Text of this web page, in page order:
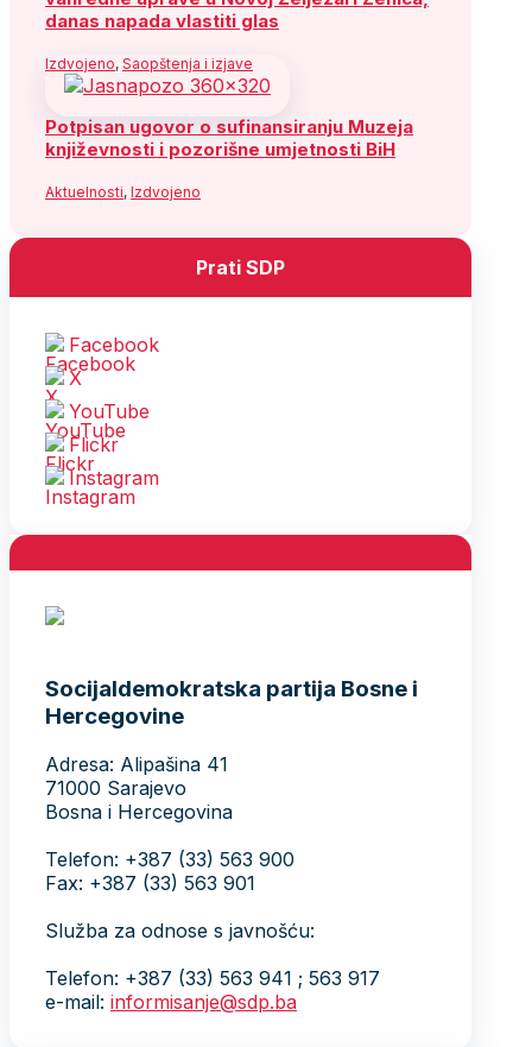
danas napada vlastiti glas
Izdvojeno, Saopštenja i izjave
Potpisan ugovor o sufinansiranju Muzeja
književnosti i pozorišne umjetnosti BiH
Aktuelnosti, Izdvojeno
Prati SDP
Facebook
X
YouTube
Flickr
Instagram
Socijaldemokratska partija Bosne i
Hercegovine
Adresa: Alipašina 41
71000 Sarajevo
Bosna i Hercegovina
Telefon: +387 (33) 563 900
Fax: +387 (33) 563 901
Služba za odnose s javnošću:
Telefon: +387 (33) 563 941 ; 563 917
e-mail: informisanje@sdp.ba